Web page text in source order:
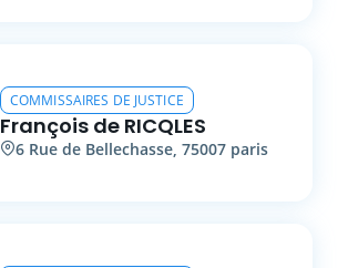
COMMISSAIRES DE JUSTICE
François de RICQLES
6 Rue de Bellechasse, 75007 paris